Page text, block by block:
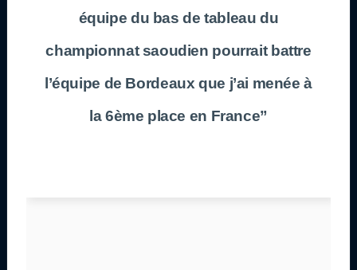
équipe du bas de tableau du
championnat saoudien pourrait battre
l’équipe de Bordeaux que j’ai menée à
la 6ème place en France”